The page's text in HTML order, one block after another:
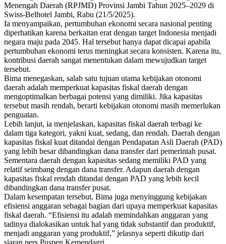
Menengah Daerah (RPJMD) Provinsi Jambi Tahun 2025–2029 di
Swiss-Belhotel Jambi, Rabu (21/5/2025).
Ia menyampaikan, pertumbuhan ekonomi secara nasional penting
diperhatikan karena berkaitan erat dengan target Indonesia menjadi
negara maju pada 2045. Hal tersebut hanya dapat dicapai apabila
pertumbuhan ekonomi terus meningkat secara konsisten. Karena itu,
kontribusi daerah sangat menentukan dalam mewujudkan target
tersebut.
Bima menegaskan, salah satu tujuan utama kebijakan otonomi
daerah adalah memperkuat kapasitas fiskal daerah dengan
mengoptimalkan berbagai potensi yang dimiliki. Jika kapasitas
tersebut masih rendah, berarti kebijakan otonomi masih memerlukan
penguatan.
Lebih lanjut, ia menjelaskan, kapasitas fiskal daerah terbagi ke
dalam tiga kategori, yakni kuat, sedang, dan rendah. Daerah dengan
kapasitas fiskal kuat ditandai dengan Pendapatan Asli Daerah (PAD)
yang lebih besar dibandingkan dana transfer dari pemerintah pusat.
Sementara daerah dengan kapasitas sedang memiliki PAD yang
relatif seimbang dengan dana transfer. Adapun daerah dengan
kapasitas fiskal rendah ditandai dengan PAD yang lebih kecil
dibandingkan dana transfer pusat.
Dalam kesempatan tersebut, Bima juga menyinggung kebijakan
efisiensi anggaran sebagai bagian dari upaya memperkuat kapasitas
fiskal daerah. “Efisiensi itu adalah memindahkan anggaran yang
tadinya dialokasikan untuk hal yang tidak substantif dan produktif,
menjadi anggaran yang produktif,” jelasnya seperti dikutip dari